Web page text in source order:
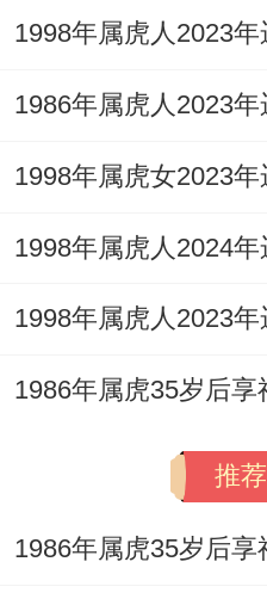
1986年属虎35岁后享
推
1986年属虎35岁后享